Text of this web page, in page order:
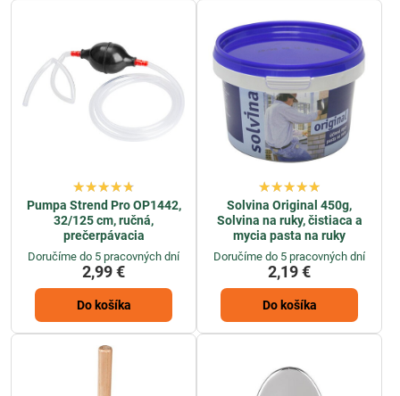
Pumpa Strend Pro OP1442,
32/125 cm, ručná,
prečerpávacia
Doručíme do 5 pracovných dní
2,99 €
Do košíka
Solvina Original 450g,
Solvina na ruky, čistiaca a
mycia pasta na ruky
Doručíme do 5 pracovných dní
2,19 €
Do košíka